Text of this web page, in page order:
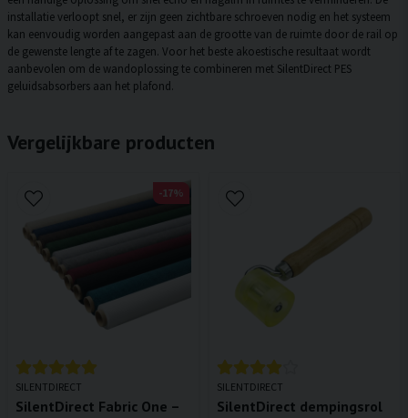
installatie verloopt snel, er zijn geen zichtbare schroeven nodig en het systeem
kan eenvoudig worden aangepast aan de grootte van de ruimte door de rail op
de gewenste lengte af te zagen. Voor het beste akoestische resultaat wordt
aanbevolen om de wandoplossing te combineren met SilentDirect PES
geluidsabsorbers aan het plafond.
Vergelijkbare producten
SILENTDIRECT
SilentDirect Fabric One –
-17%
SILENTDIRECT
SilentDirect dempingsrol